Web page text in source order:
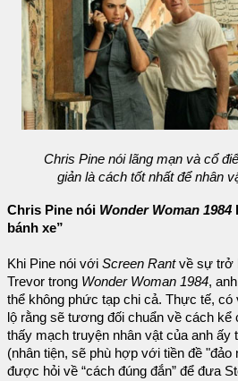
Chris Pine nói lãng mạn và cổ
giản là cách tốt nhất để nhân
Chris Pine nói Wonder Woman 1984
bánh xe”
Khi Pine nói với Screen Rantvề sự trở
Trevor trong Wonder Woman 1984,
thể không phức tạp chi cả. Thực tế, có
lộ rằng sẽ tương đối chuẩn về cách kể
thấy mạch truyện nhân vật của anh
(nhân tiện, sẽ phù hợp với tiền đề
được hỏi về “cách đúng đắn” để đưa